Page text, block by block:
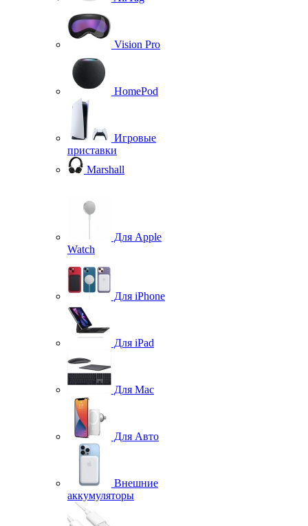
Vision Pro
HomePod
Игровые
приставки
Marshall
Для Apple
Watch
Для iPhone
Для iPad
Для Mac
Для Авто
Внешние
аккумуляторы